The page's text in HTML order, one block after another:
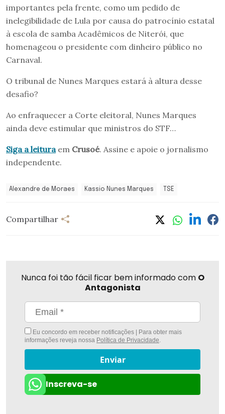
importantes pela frente, como um pedido de
inelegibilidade de Lula por causa do patrocínio estatal
à escola de samba Acadêmicos de Niterói, que
homenageou o presidente com dinheiro público no
Carnaval.
O tribunal de Nunes Marques estará à altura desse
desafio?
Ao enfraquecer a Corte eleitoral, Nunes Marques
ainda deve estimular que ministros do STF…
Siga a leituraem Crusoé. Assine e apoie o jornalismo
independente.
Alexandre de Moraes Kassio Nunes Marques TSE
Compartilhar
Nunca foi tão fácil ficar bem informado com O
Antagonista
Eu concordo em receber notificações | Para obter mais
informações reveja nossa Política de Privacidade.
Enviar
Inscreva-se